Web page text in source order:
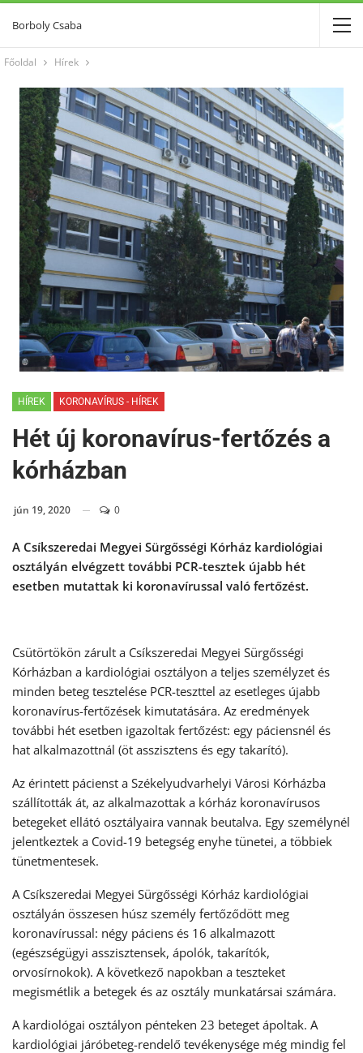
Borboly Csaba
Főoldal Hírek
HÍREK KORONAVÍRUS - HÍREK
Hét új koronavírus-fertőzés a
kórházban
jún 19, 2020 0
A Csíkszeredai Megyei Sürgősségi Kórház kardiológiai
osztályán elvégzett további PCR-tesztek újabb hét
esetben mutattak ki koronavírussal való fertőzést.
Csütörtökön zárult a Csíkszeredai Megyei Sürgősségi
Kórházban a kardiológiai osztályon a teljes személyzet és
minden beteg tesztelése PCR-teszttel az esetleges újabb
koronavírus-fertőzések kimutatására. Az eredmények
további hét esetben igazoltak fertőzést: egy páciensnél és
hat alkalmazottnál (öt asszisztens és egy takarító).
Az érintett pácienst a Székelyudvarhelyi Városi Kórházba
szállították át, az alkalmazottak a kórház koronavírusos
betegeket ellátó osztályaira vannak beutalva. Egy személynél
jelentkeztek a Covid-19 betegség enyhe tünetei, a többiek
tünetmentesek.
A Csíkszeredai Megyei Sürgősségi Kórház kardiológiai
osztályán összesen húsz személy fertőződött meg
koronavírussal: négy páciens és 16 alkalmazott
(egészségügyi asszisztensek, ápolók, takarítók,
orvosírnokok). A következő napokban a teszteket
megismétlik a betegek és az osztály munkatársai számára.
A kardiológai osztályon pénteken 23 beteget ápoltak. A
kardiológiai járóbeteg-rendelő tevékenysége még mindig fel